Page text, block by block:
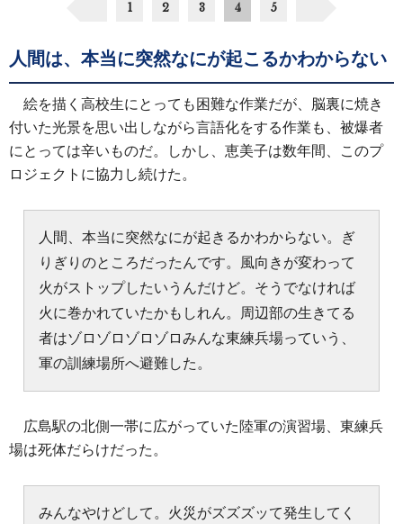
1 2 3 4 5
人間は、本当に突然なにが起こるかわからない
絵を描く高校生にとっても困難な作業だが、脳裏に焼き
付いた光景を思い出しながら言語化をする作業も、被爆者
にとっては辛いものだ。しかし、恵美子は数年間、このプ
ロジェクトに協力し続けた。
人間、本当に突然なにが起きるかわからない。ぎ
りぎりのところだったんです。風向きが変わって
火がストップしたいうんだけど。そうでなければ
火に巻かれていたかもしれん。周辺部の生きてる
者はゾロゾロゾロゾロみんな東練兵場っていう、
軍の訓練場所へ避難した。
広島駅の北側一帯に広がっていた陸軍の演習場、東練兵
場は死体だらけだった。
みんなやけどして。火災がズズズッて発生してく